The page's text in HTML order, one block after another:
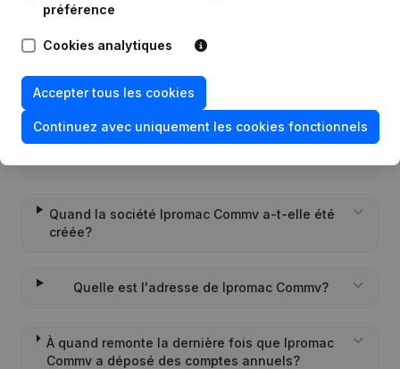
Quel est le numéro de TVA de Ipromac Commv?
Quel est l'identifiant PEPPOL de Ipromac
Quand la société Ipromac Commv a-t-elle été
créée?
Quelle est l'adresse de Ipromac Commv?
À quand remonte la dernière fois que Ipromac
Commv a déposé des comptes annuels?
préférence
Cookies analytiques
Accepter tous les cookies
Continuez avec uniquement les cookies fonctionnels